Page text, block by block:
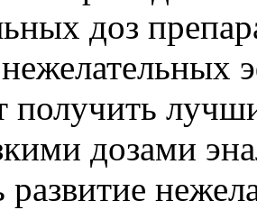
доз
получить
дозами
развитие